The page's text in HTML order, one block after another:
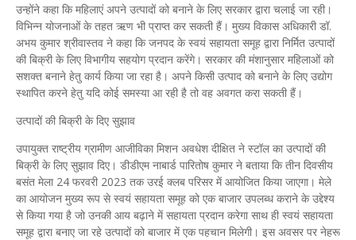
उन्होंने कहा कि महिलाएं अपने उत्पादों को बनाने के लिए सरकार द्वारा चलाई जा रही।
विभिन्न योजनाओं के तहत ऋण भी प्राप्त कर सकती हैं। मुख्य विकास अधिकारी डॉ.
अभय कुमार श्रीवास्तव ने कहा कि जनपद के स्वयं सहायता समूह द्वारा निर्मित उत्पादों
की बिक्री के लिए विभागीय सहयोग प्रदान करेंगे। सरकार की मंशानुसार महिलाओं को
सशक्त बनाने हेतु कार्य किया जा रहा है। अपने किसी उत्पाद को बनाने के लिए उद्योग
स्थापित करने हेतु यदि कोई समस्या आ रही है तो वह अवगत करा सकती हैं।
उत्पादों की बिक्री के दिए सुझाव
उपायुक्त राष्ट्रीय ग्रामीण आजीविका मिशन अवधेश दीक्षित ने स्टॉल का उत्पादों की
बिक्री के लिए सुझाव दिए। डीडीएम नाबार्ड पारितोष कुमार ने बताया कि तीन दिवसीय
बसंत मेला 24 फरवरी 2023 तक उरई क्लब परिसर में आयोजित किया जाएगा। मेले
का आयोजन मुख्य रूप से स्वयं सहायता समूह को एक बाजार उपलब्ध कराने के उद्देश्य
से किया गया है जो उनकी आय बढ़ाने में सहायता प्रदान करेगा साथ ही स्वयं सहायता
समूह द्वारा बनाए जा रहे उत्पादों को बाजार में एक पहचान मिलेगी। इस अवसर पर नेहरू